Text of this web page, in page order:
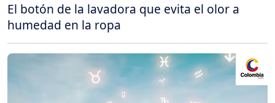
El botón de la lavadora que evita el olor a
humedad en la ropa